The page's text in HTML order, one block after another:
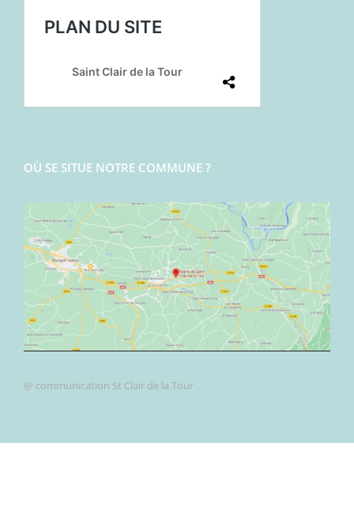
OÙ SE SITUE NOTRE COMMUNE ?
@ communication St Clair de la Tour